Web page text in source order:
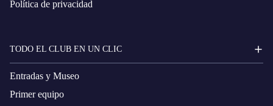
Política de privacidad
TODO EL CLUB EN UN CLIC
Entradas y Museo
Primer equipo